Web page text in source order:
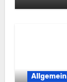
Allgemein